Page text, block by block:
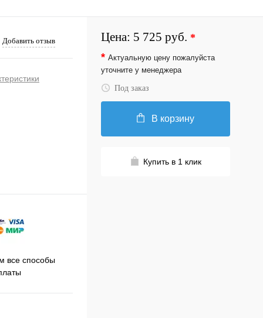
Добавить отзыв
все способы
Цена: 5 725 руб. *
* Актуальную цену пожалуйста
уточните у менеджера
Под заказ
В корзину
Купить в 1 клик